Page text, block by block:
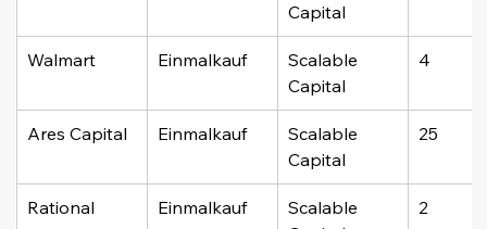
Capital
Walmart Einmalkauf
Scalable
Capital
4
Ares Capital Einmalkauf
Scalable
Capital
25
Rational Einmalkauf
Scalable
2